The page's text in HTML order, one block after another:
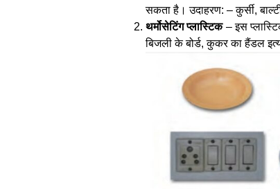
सकता है। उदाहरण: – कुर्सी,
थर्मोसेटिंग प्लास्टिक– इस
बिजली के बोर्ड, कुकर का हैंडल